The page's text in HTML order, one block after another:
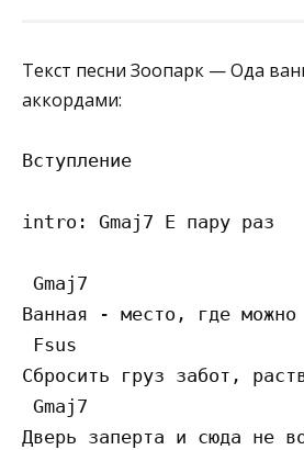
Текст песни Зоопарк — Ода
аккордами:
Вступление
intro: Gmaj7 E пару раз
Gmaj7
Ванная - место, где можно
Fsus
Сбросить груз забот,
Gmaj7
Дверь заперта и сюда не